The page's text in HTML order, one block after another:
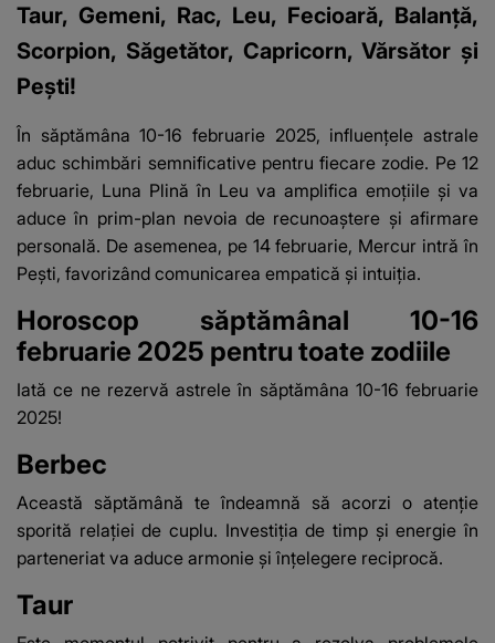
Taur, Gemeni, Rac, Leu, Fecioară, Balanță,
Scorpion, Săgetător, Capricorn, Vărsător și
Pești!
În săptămâna 10-16 februarie 2025, influențele astrale
aduc schimbări semnificative pentru fiecare zodie. Pe 12
februarie, Luna Plină în Leu va amplifica emoțiile și va
aduce în prim-plan nevoia de recunoaștere și afirmare
personală. De asemenea, pe 14 februarie, Mercur intră în
Pești, favorizând comunicarea empatică și intuiția.
Horoscop săptămânal 10-16
februarie 2025 pentru toate zodiile
Iatăce ne rezervă astrele în săptămâna 10-16 februarie
2025!
Berbec
Această săptămână te îndeamnă să acorzi o atenție
sporită relației de cuplu. Investiția de timp și energie în
parteneriat va aduce armonie și înțelegere reciprocă.
Taur